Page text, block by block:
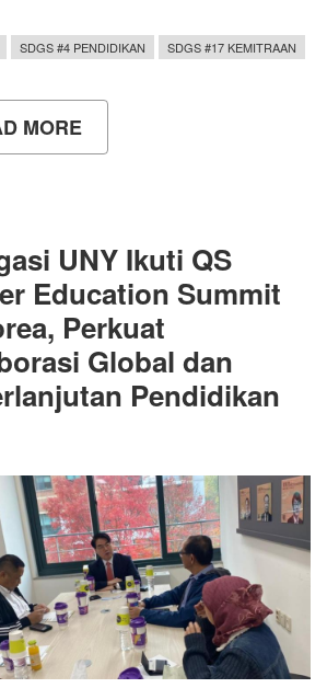
SDGS #4 PENDIDIKAN SDGS #17 KEMITRAAN
MORE
SEMINAR
2025
DORONG
TRANSFORMASI
PEMBELAJARAN
BERBASIS
PROYEK
UNY Ikuti QS
Education Summit
Perkuat
Global dan
Pendidikan